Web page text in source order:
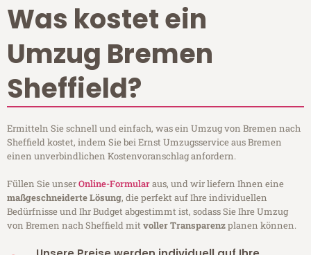
Was kostet ein
Umzug Bremen
Sheffield?
Ermitteln Sie schnell und einfach, was ein Umzug von Bremen nach
Sheffield kostet, indem Sie bei Ernst Umzugsservice aus Bremen
einen unverbindlichen Kostenvoranschlag anfordern.
Füllen Sie unserOnline-Formularaus, und wir liefern Ihnen eine
maßgeschneiderte Lösung, die perfekt auf Ihre individuellen
Bedürfnisse und Ihr Budget abgestimmt ist, sodass Sie Ihre Umzug
von Bremen nach Sheffield mitvoller Transparenzplanen können.